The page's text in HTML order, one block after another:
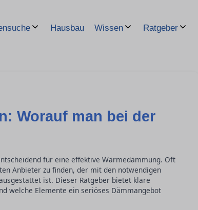
Hausbau Wissen Ratgeber
Worauf man bei der
für eine effektive Wärmedämmung. Oft
Anbieter zu finden, der mit den notwendigen
ist. Dieser Ratgeber bietet klare
welche Elemente ein seriöses Dämmangebot